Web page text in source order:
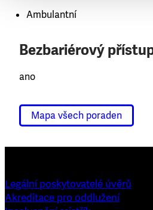
Ambulantní
Bezbariérový
ano
Mapa všech poraden
Legální poskytovatelé úvěrů
Akreditace pro oddlužení